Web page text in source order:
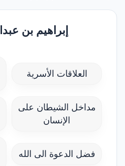
إبراهيم بن
العلاقات الأسرية
مداخل الشيطان على
الإنسان
فضل الدعوة الى الله